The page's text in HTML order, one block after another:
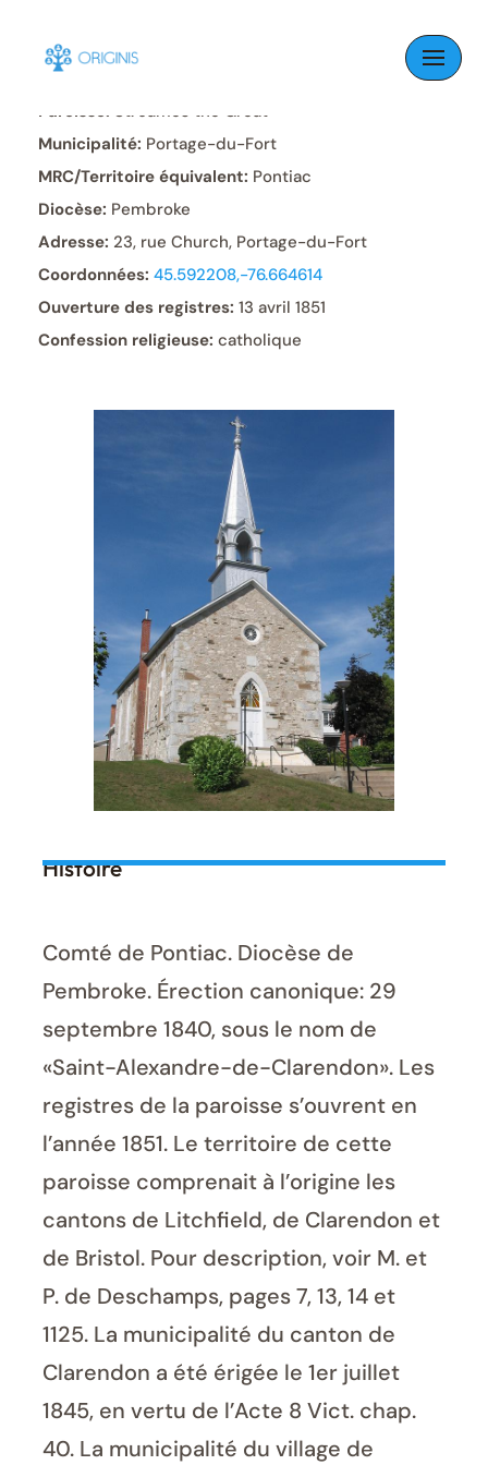
Skip
content
Paroisse: St. James the Great
Municipalité: Portage-du-Fort
MRC/Territoire équivalent: Pontiac
Diocèse: Pembroke
Adresse: 23, rue Church, Portage-du-Fort
Coordonnées: 45.592208,-76.664614
Ouverture des registres: 13 avril 1851
Confession religieuse: catholique
Histoire
Comté de Pontiac. Diocèse de
Pembroke. Érection canonique: 29
septembre 1840, sous le nom de
«Saint-Alexandre-de-Clarendon». Les
registres de la paroisse s’ouvrent en
l’année 1851. Le territoire de cette
paroisse comprenait à l’origine les
cantons de Litchfield, de Clarendon et
de Bristol. Pour description, voir M. et
P. de Deschamps, pages 7, 13, 14 et
1125. La municipalité du canton de
Clarendon a été érigée le 1er juillet
1845, en vertu de l’Acte 8 Vict. chap.
40. La municipalité du village de